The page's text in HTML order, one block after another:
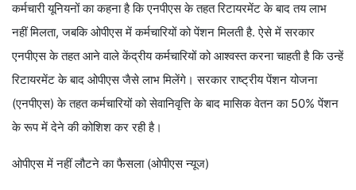
कर्मचारी यूनियनों का कहना है कि एनपीएस के तहत रिटायरमेंट के बाद तय लाभ
नहीं मिलता, जबकि ओपीएस में कर्मचारियों को पेंशन मिलती है. ऐसे में सरकार
एनपीएस के तहत आने वाले केंद्रीय कर्मचारियों को आश्वस्त करना चाहती है कि उन्हें
रिटायरमेंट के बाद ओपीएस जैसे लाभ मिलेंगे। सरकार राष्ट्रीय पेंशन योजना
(एनपीएस) के तहत कर्मचारियों को सेवानिवृत्ति के बाद मासिक वेतन का 50% पेंशन
के रूप में देने की कोशिश कर रही है।
ओपीएस में नहीं लौटने का फैसला (ओपीएस न्यूज)